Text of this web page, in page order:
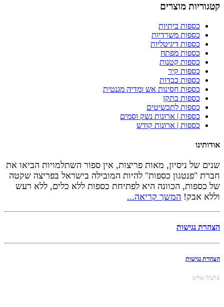
קטגוריות מוצרים
כספות ביתיות
כספות משרדיות
כספות דיגיטליות
כספות מפתח
כספות קטנות
כספות קיר
כספות כבדות
כספות חסינות אש ומדיה מגנטית
כספות בתקן
כספות לתכשיטים
כספות | ארונות נשק וסמים
כספות | ארונות קודש
אודותינו
שנים של ניסיון, מאות פריצות, אין ספור השתלמויות הביאו את
חברת "פנטגון כספות" להיות המובילה בישראל בפריצה שקטה
של כספות, הכוונה היא לפתיחת כספות ללא כלים, ללא רעש
וללא אבק! המשך קריאה...
הצהרת נגישות
הצהרת נגישות
צלצלו אלינו